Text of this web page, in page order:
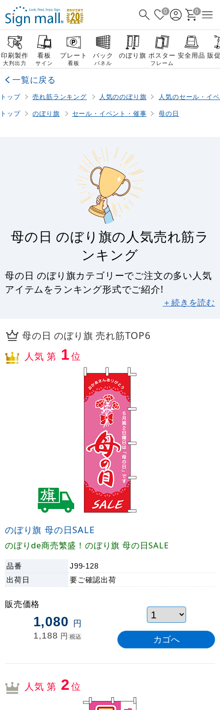
0 0
印刷製作
大判出力
看板
サイン
プレート
看板
バック
パネル
のぼり旗 ポスター
フレーム
安全用品 販
一覧に戻る
トップ 売れ筋ランキング 人気ののぼり旗
人気のセール・イ
トップ
のぼり旗 セール・イベント・催事 母の日
母の日 のぼり旗の人気売れ筋ラ
ンキング
母の日 のぼり旗カテゴリーでご注文の多い人気
アイテムをランキング形式でご紹介!
＋続きを読む
母の日 のぼり旗 売れ筋TOP6
人気 第 1位
のぼり旗 母の日SALE
のぼりde商売繁盛！のぼり旗 母の日SALE
品番 J99-128
出荷日 要ご確認出荷
販売価格
1,080 円
1,188 円 税込
人気 第 2位